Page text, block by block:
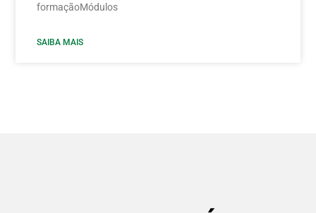
formaçãoMódulos
SAIBA MAIS